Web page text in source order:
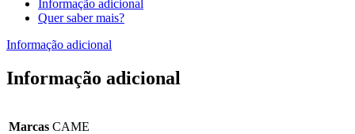
Informação adicional
Quer saber mais?
Informação adicional
Informação adicional
Marcas CAME